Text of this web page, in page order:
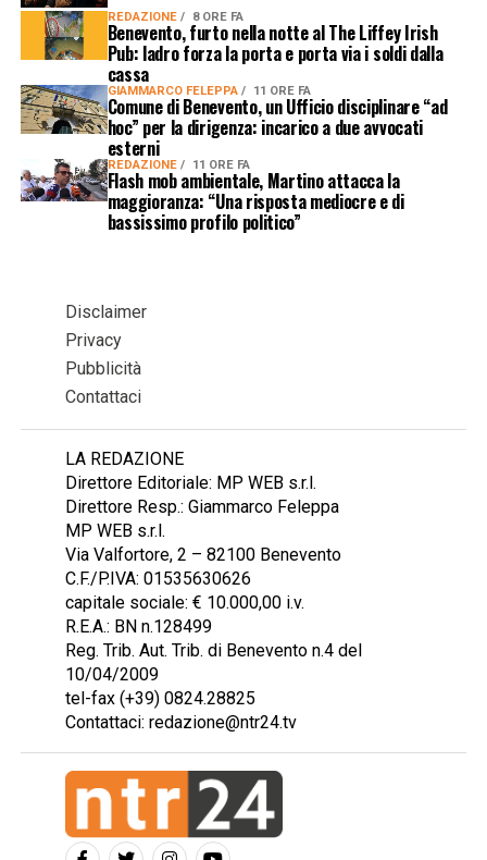
REDAZIONE 8 ORE FA
Benevento, furto nella notte al The Liffey Irish
Pub: ladro forza la porta e porta via i soldi dalla
cassa
GIAMMARCO FELEPPA 11 ORE FA
Comune di Benevento, un Ufficio disciplinare “ad
hoc” per la dirigenza: incarico a due avvocati
esterni
REDAZIONE 11 ORE FA
Flash mob ambientale, Martino attacca la
maggioranza: “Una risposta mediocre e di
bassissimo profilo politico”
Disclaimer
Privacy
Pubblicità
Contattaci
LA REDAZIONE
Direttore Editoriale: MP WEB s.r.l.
Direttore Resp.: Giammarco Feleppa
MP WEB s.r.l.
Via Valfortore, 2 – 82100 Benevento
C.F./P.IVA: 01535630626
capitale sociale: € 10.000,00 i.v.
R.E.A.: BN n.128499
Reg. Trib. Aut. Trib. di Benevento n.4 del
10/04/2009
tel-fax (+39) 0824.28825
Contattaci: redazione@ntr24.tv